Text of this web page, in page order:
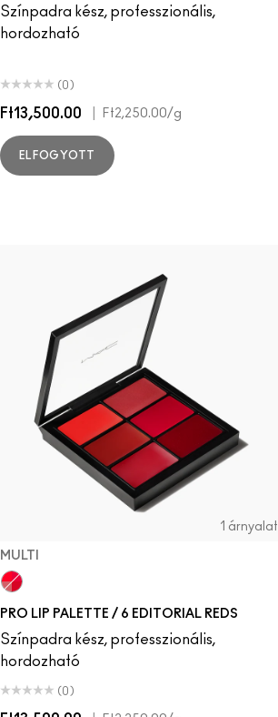
Színpadra kész, professzionális,
hordozható
(0)
Ft13,500.00 Ft2,250.00/g
ELFOGYOTT
1 árnyalat
MULTI
PRO LIP PALETTE / 6 EDITORIAL REDS
Színpadra kész, professzionális,
hordozható
(0)